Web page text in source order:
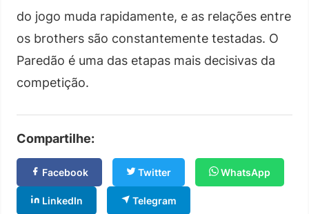
do jogo muda rapidamente, e as relações entre
os brothers são constantemente testadas. O
Paredão é uma das etapas mais decisivas da
competição.
Compartilhe:
Facebook Twitter WhatsApp
LinkedIn Telegram